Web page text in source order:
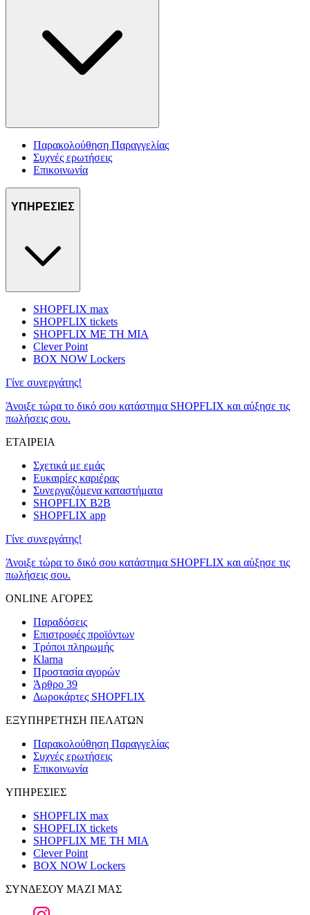
Παρακολούθηση Παραγγελίας
Συχνές ερωτήσεις
Επικοινωνία
ΥΠΗΡΕΣΙΕΣ
SHOPFLIX max
SHOPFLIX tickets
SHOPFLIX ΜΕ ΤΗ ΜΙΑ
Clever Point
BOX NOW Lockers
Γίνε συνεργάτης!
Άνοιξε τώρα το δικό σου κατάστημα SHOPFLIX και αύξησε τις
πωλήσεις σου.
ΕΤΑΙΡΕΙΑ
Σχετικά με εμάς
Ευκαιρίες καριέρας
Συνεργαζόμενα καταστήματα
SHOPFLIX B2B
SHOPFLIX app
Γίνε συνεργάτης!
Άνοιξε τώρα το δικό σου κατάστημα SHOPFLIX και αύξησε τις
πωλήσεις σου.
ONLINE ΑΓΟΡΕΣ
Παραδόσεις
Επιστροφές προϊόντων
Τρόποι πληρωμής
Klarna
Προστασία αγορών
Άρθρο 39
Δωροκάρτες SHOPFLIX
ΕΞΥΠΗΡΕΤΗΣΗ ΠΕΛΑΤΩΝ
Παρακολούθηση Παραγγελίας
Συχνές ερωτήσεις
Επικοινωνία
ΥΠΗΡΕΣΙΕΣ
SHOPFLIX max
SHOPFLIX tickets
SHOPFLIX ΜΕ ΤΗ ΜΙΑ
Clever Point
BOX NOW Lockers
ΣΥΝΔΕΣΟΥ ΜΑΖΙ ΜΑΣ